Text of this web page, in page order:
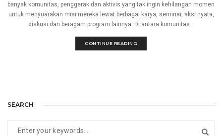
banyak komunitas, penggerak dan aktivis yang tak ingin kehilangan momen
untuk menyuarakan misi mereka lewat berbagai karya, seminar, aksi nyata,
diskusi dan beragam program lainnya. Di antara komunitas...
CONTINUE READING
SEARCH